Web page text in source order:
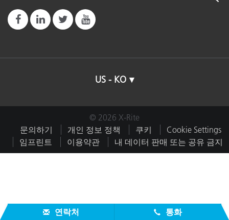
US - KO
© 2026 X-Rite
문의하기
개인 정보 정책 쿠키
Cookie Settings
임프린트
이용약관 내 데이터 판매 또는 공유 금지
연락처 통화